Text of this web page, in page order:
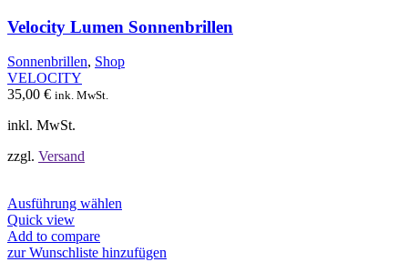
auf.
Die
Optionen
können
Velocity Lumen Sonnenbrillen
Sonnenbrillen, Shop
VELOCITY
35,00 € ink. MwSt.
inkl. MwSt.
zzgl. Versand
Ausführung wählen
mehrere
Quick view
Add to compare
zur Wunschliste hinzufügen